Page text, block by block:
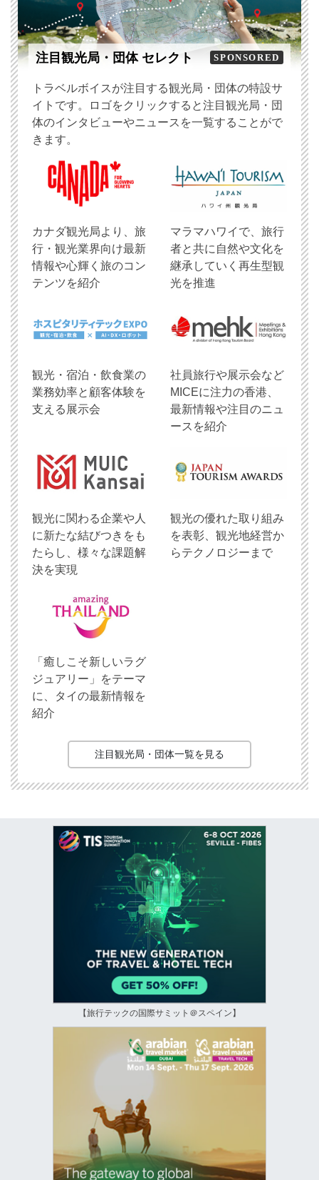
注目観光局・団体 セレクト SPONSORED
トラベルボイスが注目する観光局・団体の特設サ
イトです。ロゴをクリックすると注目観光局・団
体のインタビューやニュースを一覧することがで
きます。
​カナダ観光局より、旅
行・観光業界向け最新
情報や心輝く旅のコン
テンツを紹介
マラマハワイで、旅行
者と共に自然や文化を
継承していく再生型観
光を推進
観光・宿泊・飲食業の
業務効率と顧客体験を
支える展示会
社員旅行や展示会など
MICEに注力の香港、
最新情報や注目のニュ
ースを紹介
観光に関わる企業や人
に新たな結びつきをも
たらし、様々な課題解
決を実現
観光の優れた取り組み
を表彰、観光地経営か
らテクノロジーまで
「癒しこそ新しいラグ
ジュアリー」をテーマ
に、タイの最新情報を
紹介
注目観光局・団体一覧を見る
【旅行テックの国際サミット＠スペイン】